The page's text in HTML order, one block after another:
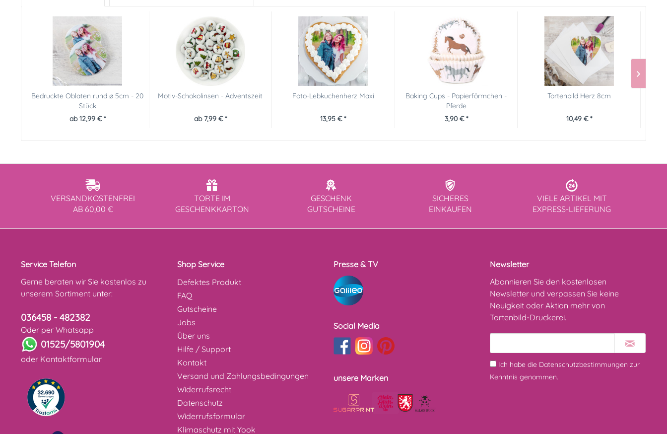
Bedruckte Oblaten rund ø 5cm - 20
Stück
ab 12,99 € *
Motiv-Schokolinsen - Adventszeit
ab 7,99 € *
Foto-Lebkuchenherz Maxi
13,95 € *
Baking Cups - Papierförmchen -
Pferde
3,90 € *
Tortenbild Herz 8cm
10,49 € *
VERSANDKOSTENFREI
AB 60,00 €
TORTE IM
GESCHENKKARTON
GESCHENK
GUTSCHEINE
SICHERES
EINKAUFEN
VIELE ARTIKEL MIT
EXPRESS-LIEFERUNG
Service Telefon
Gerne beraten wir Sie kostenlos zu
unserem Sortiment unter:
036458 - 482382
Oder per Whatsapp
01525/5801904
oder Kontaktformular
Shop Service
Defektes Produkt
FAQ
Gutscheine
Jobs
Über uns
Hilfe / Support
Kontakt
Versand und Zahlungsbedingungen
Widerrufsrecht
Datenschutz
Widerrufsformular
Klimaschutz mit Yook
Presse & TV
Social Media
unsere Marken
Newsletter
Abonnieren Sie den kostenlosen
Newsletter und verpassen Sie keine
Neuigkeit oder Aktion mehr von
Tortenbild-Druckerei.
Ich habe die Datenschutzbestimmungen zur
Kenntnis genommen.